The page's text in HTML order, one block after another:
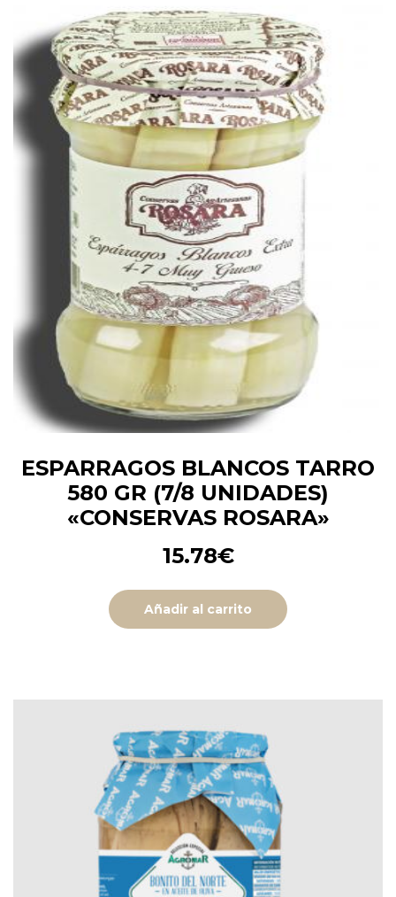
ESPARRAGOS BLANCOS TARRO
580 GR (7/8 UNIDADES)
«CONSERVAS ROSARA»
15.78€
Añadir al carrito